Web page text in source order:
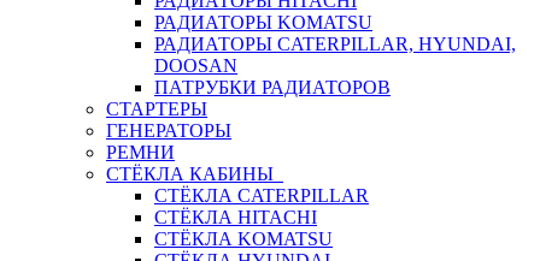
РАДИАТОРЫ KOMATSU
РАДИАТОРЫ CATERPILLAR, HYUNDAI,
DOOSAN
ПАТРУБКИ РАДИАТОРОВ
СТАРТЕРЫ
ГЕНЕРАТОРЫ
РЕМНИ
СТЁКЛА КАБИНЫ
СТЁКЛА CATERPILLAR
СТЁКЛА HITACHI
СТЁКЛА KOMATSU